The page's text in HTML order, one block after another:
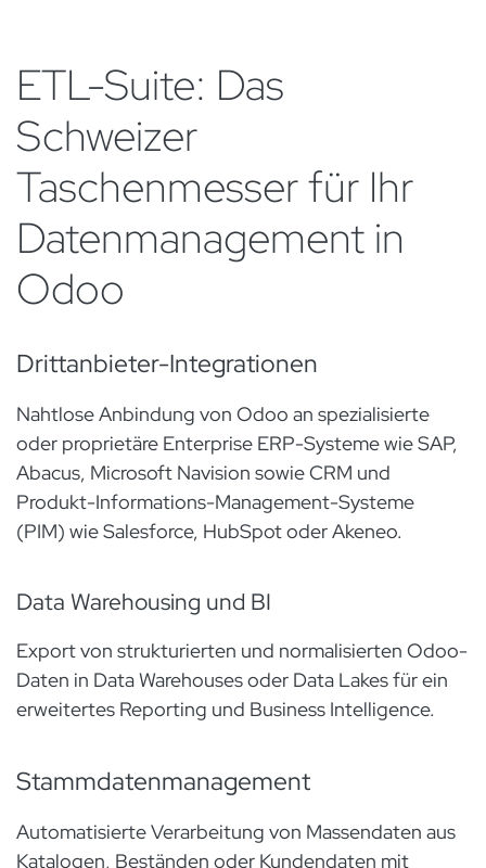
ETL-Suite: Das
Schweizer
Taschenmesser für Ihr
Datenmanagement in
Odoo
Drittanbieter-Integrationen
Nahtlose Anbindung von Odoo an spezialisierte
oder proprietäre Enterprise ERP-Systeme wie SAP,
Abacus, Microsoft Navision sowie CRM und
Produkt-Informations-Management-Systeme
(PIM) wie Salesforce, HubSpot oder Akeneo.
Data Warehousing und BI
Export von strukturierten und normalisierten Odoo-
Daten in Data Warehouses oder Data Lakes für ein
erweitertes Reporting und Business Intelligence.
Stammdatenmanagement
Automatisierte Verarbeitung von Massendaten aus
Katalogen, Beständen oder Kundendaten mit